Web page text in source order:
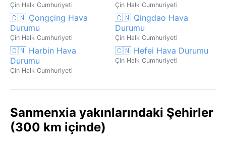
Çin Halk Cumhuriyeti Çin Halk Cumhuriyeti
🇨🇳 Çongçing Hava
Durumu
Çin Halk Cumhuriyeti
🇨🇳 Qingdao Hava
Durumu
Çin Halk Cumhuriyeti
🇨🇳 Harbin Hava
Durumu
Çin Halk Cumhuriyeti
🇨🇳 Hefei Hava Durumu
Çin Halk Cumhuriyeti
Sanmenxia yakınlarındaki Şehirler
(300 km içinde)